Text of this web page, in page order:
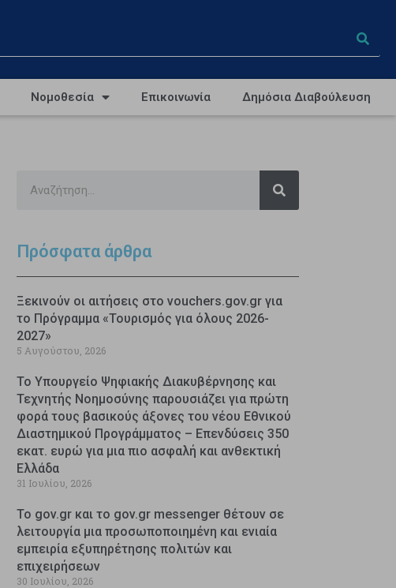
Νομοθεσία Επικοινωνία Δημόσια Διαβούλευση
Πρόσφατα άρθρα
Ξεκινούν οι αιτήσεις στο vouchers.gov.gr για
το Πρόγραμμα «Τουρισμός για όλους 2026-
2027»
5 Αυγούστου, 2026
Το Υπουργείο Ψηφιακής Διακυβέρνησης και
Τεχνητής Νοημοσύνης παρουσιάζει για πρώτη
φορά τους βασικούς άξονες του νέου Εθνικού
Διαστημικού Προγράμματος – Επενδύσεις 350
εκατ. ευρώ για μια πιο ασφαλή και ανθεκτική
Ελλάδα
31 Ιουλίου, 2026
Το gov.gr και το gov.gr messenger θέτουν σε
λειτουργία μια προσωποποιημένη και ενιαία
εμπειρία εξυπηρέτησης πολιτών και
επιχειρήσεων
30 Ιουλίου, 2026